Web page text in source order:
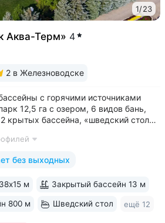
1/23
Аква-Терм» 4
2 в Железноводске
с горячими источниками
12,5 га с озером, 6 видов бань,
крытых бассейна, «шведский стол»
«Легенда Кавказа» •
без выходных
м Закрытый бассейн 13 м
800 м Шведский стол ещё 12